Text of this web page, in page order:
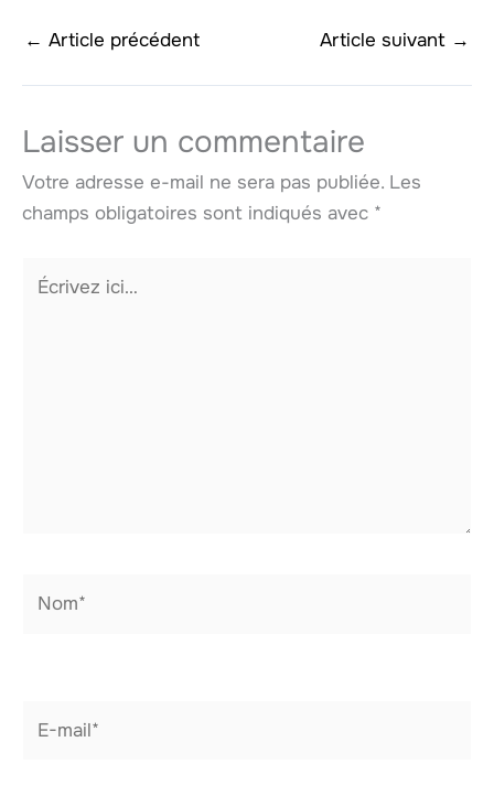
← Article précédent Article suivant →
Laisser un commentaire
Votre adresse e-mail ne sera pas publiée. Les
champs obligatoires sont indiqués avec *
Écrivez